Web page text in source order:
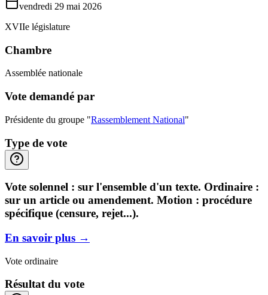
vendredi 29 mai 2026
XVIIe législature
Chambre
Assemblée nationale
Vote demandé par
Présidente du groupe "Rassemblement National"
Type de vote
Vote solennel : sur l'ensemble d'un texte. Ordinaire :
sur un article ou amendement. Motion : procédure
spécifique (censure, rejet...).
En savoir plus →
Vote ordinaire
Résultat du vote